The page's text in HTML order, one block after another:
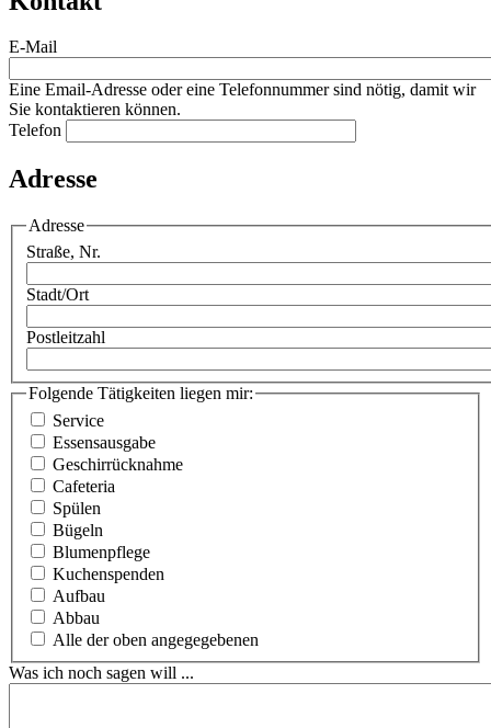
E-Mail
Eine Email-Adresse oder eine Telefonnummer sind nötig, damit wir
Sie kontaktieren können.
Telefon
Adresse
Adresse
Straße, Nr.
Stadt/Ort
Postleitzahl
Folgende Tätigkeiten liegen mir:
Service
Essensausgabe
Geschirrücknahme
Cafeteria
Spülen
Bügeln
Blumenpflege
Kuchenspenden
Aufbau
Abbau
Alle der oben angegegebenen
Was ich noch sagen will ...